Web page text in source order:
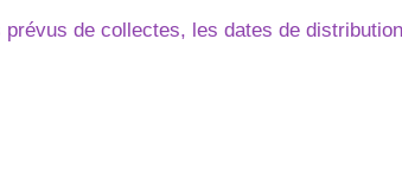
de collectes, les dates de